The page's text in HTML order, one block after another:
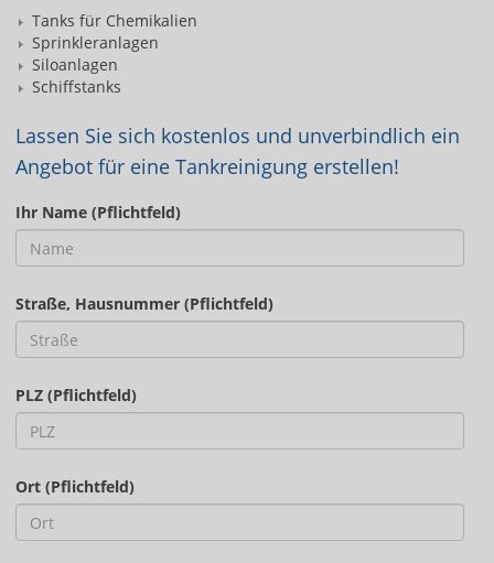
Tanks für Chemikalien
Sprinkleranlagen
Siloanlagen
Schiffstanks
Lassen Sie sich kostenlos und unverbindlich ein
Angebot für eine Tankreinigung erstellen!
Ihr Name (Pflichtfeld)
Straße, Hausnummer (Pflichtfeld)
PLZ (Pflichtfeld)
Ort (Pflichtfeld)